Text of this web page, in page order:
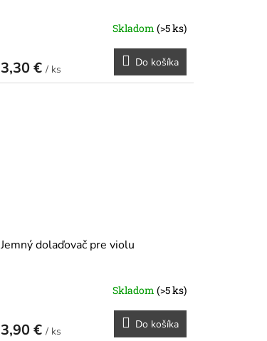
Skladom (>5 ks)
3,30 € / ks
Do košíka
Jemný dolaďovač pre violu
Skladom (>5 ks)
3,90 € / ks
Do košíka